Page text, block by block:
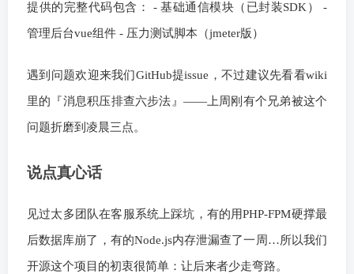
提供的完整代码包含： - 基础通信模块（已封装SDK） -
管理后台vue组件 - 压力测试脚本（jmeter版）
遇到问题欢迎来我们GitHub提issue，不过建议先看看wiki
里的『消息积压排查六步法』——上周刚有个兄弟被这个
问题折磨到凌晨三点。
说点真心话
见过太多团队在客服系统上踩坑，有的用PHP-FPM硬撑最
后数据库崩了，有的Node.js内存泄漏查了一周…所以我们
开源这个项目的初衷很简单：让后来者少走弯路。